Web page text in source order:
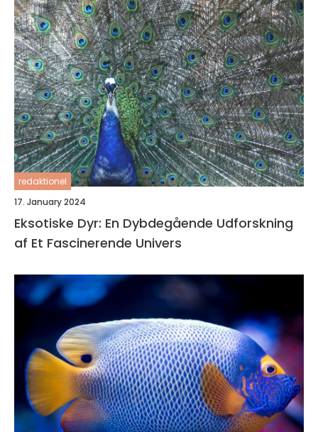
redaktionel
17. January 2024
Eksotiske Dyr: En Dybdegående Udforskning
af Et Fascinerende Univers